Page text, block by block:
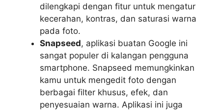
dilengkapi dengan fitur untuk mengatur
kecerahan, kontras, dan saturasi warna
pada foto.
Snapseed, aplikasi buatan Google ini
sangat populer di kalangan pengguna
smartphone. Snapseed memungkinkan
kamu untuk mengedit foto dengan
berbagai filter khusus, efek, dan
penyesuaian warna. Aplikasi ini juga